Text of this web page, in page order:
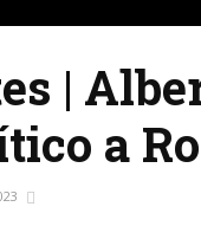
|
a